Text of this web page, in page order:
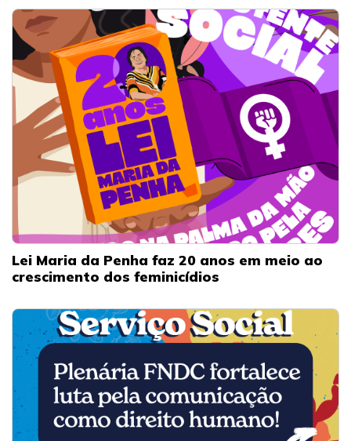
Lei Maria da Penha faz 20 anos em meio ao
crescimento dos feminicídios